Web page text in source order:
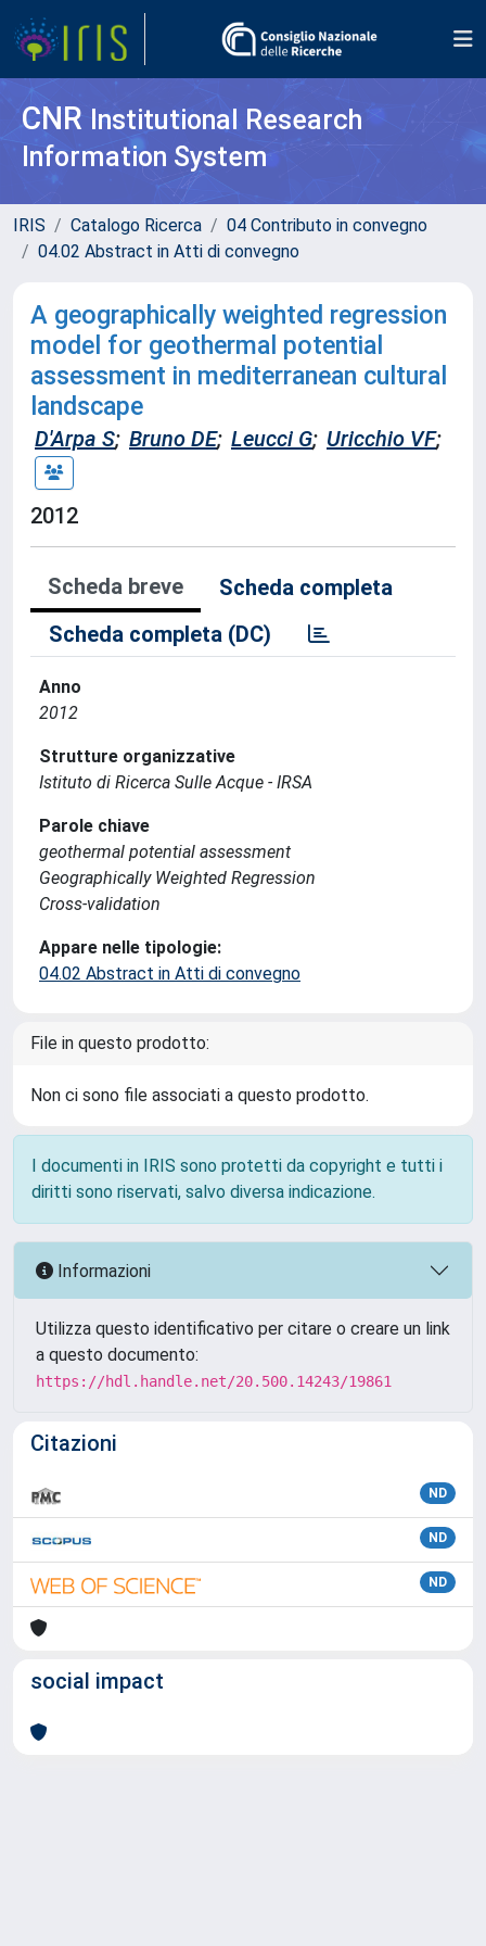
CNR Institutional Research
Information System
IRIS Catalogo Ricerca
04 Contributo in convegno
04.02 Abstract in Atti di convegno
A geographically weighted regression
model for geothermal potential
assessment in mediterranean cultural
landscape
D'Arpa S; Bruno DE; Leucci G; Uricchio VF;
2012
Scheda breve
Scheda completa
Scheda completa (DC)
Anno
2012
Strutture organizzative
Istituto di Ricerca Sulle Acque - IRSA
Parole chiave
geothermal potential assessment
Geographically Weighted Regression
Cross-validation
Appare nelle tipologie:
04.02 Abstract in Atti di convegno
File in questo prodotto:
Non ci sono file associati a questo prodotto.
I documenti in IRIS sono protetti da copyright e tutti i
diritti sono riservati, salvo diversa indicazione.
Informazioni
Utilizza questo identificativo per citare o creare un link
a questo documento:
https://hdl.handle.net/20.500.14243/19861
Citazioni
ND
ND
ND
social impact